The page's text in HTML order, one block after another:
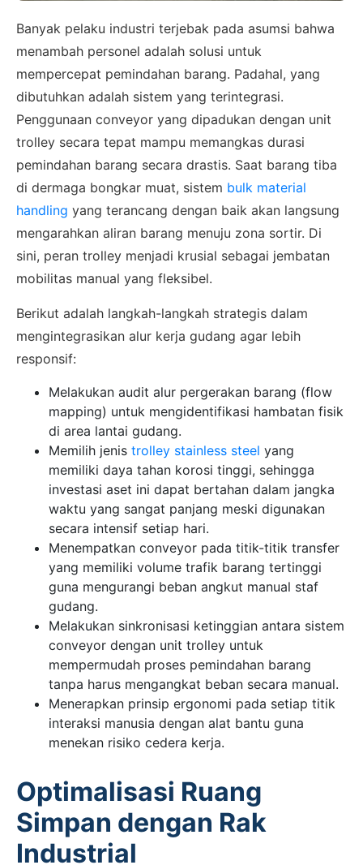
Banyak pelaku industri terjebak pada asumsi bahwa
menambah personel adalah solusi untuk
mempercepat pemindahan barang. Padahal, yang
dibutuhkan adalah sistem yang terintegrasi.
Penggunaan conveyor yang dipadukan dengan unit
trolley secara tepat mampu memangkas durasi
pemindahan barang secara drastis. Saat barang tiba
di dermaga bongkar muat, sistem bulk material
handling yang terancang dengan baik akan langsung
mengarahkan aliran barang menuju zona sortir. Di
sini, peran trolley menjadi krusial sebagai jembatan
mobilitas manual yang fleksibel.
Berikut adalah langkah-langkah strategis dalam
mengintegrasikan alur kerja gudang agar lebih
responsif:
Melakukan audit alur pergerakan barang (flow
mapping) untuk mengidentifikasi hambatan fisik
di area lantai gudang.
Memilih jenis trolley stainless steel yang
memiliki daya tahan korosi tinggi, sehingga
investasi aset ini dapat bertahan dalam jangka
waktu yang sangat panjang meski digunakan
secara intensif setiap hari.
Menempatkan conveyor pada titik-titik transfer
yang memiliki volume trafik barang tertinggi
guna mengurangi beban angkut manual staf
gudang.
Melakukan sinkronisasi ketinggian antara sistem
conveyor dengan unit trolley untuk
mempermudah proses pemindahan barang
tanpa harus mengangkat beban secara manual.
Menerapkan prinsip ergonomi pada setiap titik
interaksi manusia dengan alat bantu guna
menekan risiko cedera kerja.
Optimalisasi Ruang
Simpan dengan Rak
Industrial